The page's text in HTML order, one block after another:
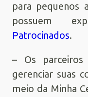
para pequenos
possuem
Patrocinados.
– Os
gerenciar suas
meio da Minha